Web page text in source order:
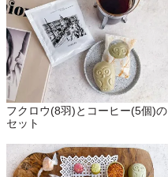
フクロウ(8羽)とコーヒー(5個)の
セット